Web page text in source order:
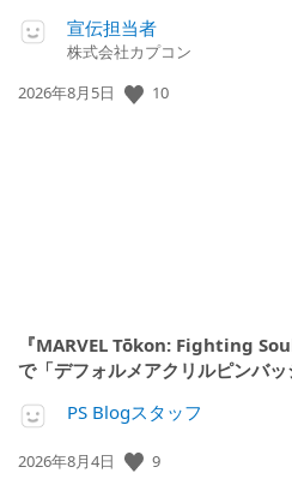
宣伝担当者
株式会社カプコン
公
2026年8月5日 10
『MARVEL Tōkon: Fighting
で「デフォルメアクリルピンバッ
PS Blogスタッフ
公
2026年8月4日 9